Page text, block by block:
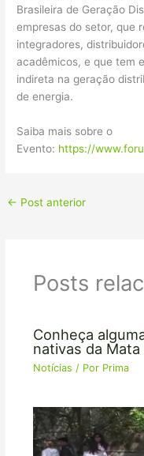
Brasileira de Geração
empresas do setor, que
integradores,
acadêmicos, e que tem
indireta na geração
de energia.
Saiba mais sobre o
Evento: https://
← Post anterior
Posts
Conheça
nativas da Mata
Notícias / Por Prima